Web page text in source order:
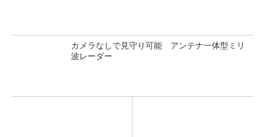
カメラなしで見守り可能 アンテナ一体型ミリ
波レーダー